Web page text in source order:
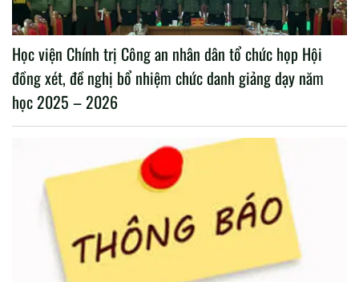
Học viện Chính trị Công an nhân dân tổ chức họp Hội
đồng xét, đề nghị bổ nhiệm chức danh giảng dạy năm
học 2025 – 2026